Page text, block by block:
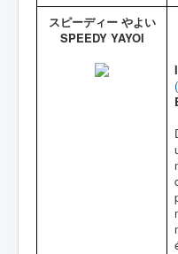
スピーディー やよい
SPEEDY YAYOI